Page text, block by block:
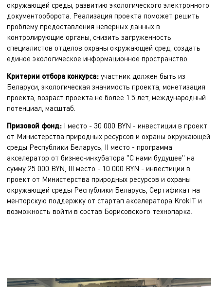
окружающей среды, развитию экологического электронного
документооборота. Реализация проекта поможет решить
проблему предоставления неверных данных в
контролирующие органы, снизить загруженность
специалистов отделов охраны окружающей сред, создать
единое экологическое информационное пространство.
Критерии отбора конкурса: участник должен быть из
Беларуси, экологическая значимость проекта, монетизация
проекта, возраст проекта не более 1.5 лет, международный
потенциал, масштаб.
Призовой фонд: I место - 30 000 BYN - инвестиции в проект
от Министерства природных ресурсов и охраны окружающей
среды Республики Беларусь, II место - программа
акселератор от бизнес-инкубатора "С нами будущее" на
сумму 25 000 BYN, III место - 10 000 BYN - инвестиции в
проект от Министерства природных ресурсов и охраны
окружающей среды Республики Беларусь, Сертификат на
менторскую поддержку от стартап акселератора KrokIT и
возможность войти в состав Борисовского технопарка.